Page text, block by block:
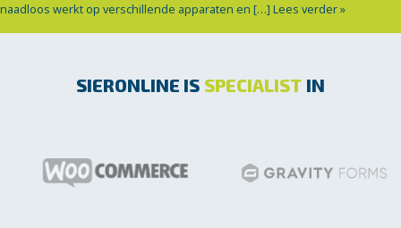
naadloos werkt op verschillende apparaten en […] Lees verder »
SIERONLINE IS SPECIALIST IN